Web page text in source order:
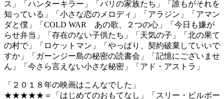
ス」「ハンターキラー」「パリの家族たち」「誰もがそれを
知っている」「小さな恋のメロディ」「アラジン」「アマン
ダと僕」「COLD WAR あの歌、２つの心」「今日も嫌が
らせ弁当」「存在のない子供たち」「天気の子」「北の果て
の村で」「ロケットマン」「やっぱり、契約破棄していいで
すか」「ガーンジー島の秘密の読書会」「記憶にございませ
ん」「今さら言えない小さな秘密」「アド・アストラ」
「２０１８年の映画はこんなでした」
★★★★★＝「はじめてのおもてなし」「スリー・ビルボー